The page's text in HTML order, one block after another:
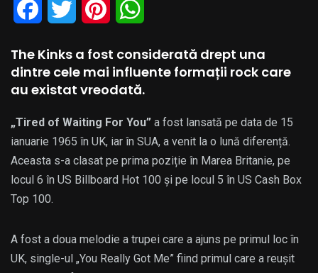
Facebook
Twitter Pinterest
The Kinks a fost considerată drept una
dintre cele mai influente formații rock care
au existat vreodată.
„Tired of Waiting For You” a fost lansată pe data de 15
ianuarie 1965 în UK, iar în SUA, a venit la o lună diferență.
Aceasta s-a clasat pe prima poziție în Marea Britanie, pe
locul 6 în US Billboard Hot 100 și pe locul 5 în US Cash Box
Top 100.
A fost a doua melodie a trupei care a ajuns pe primul loc în
UK, single-ul „You Really Got Me” fiind primul care a reușit